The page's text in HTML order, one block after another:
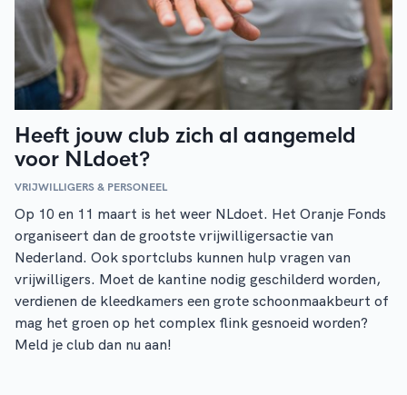
Heeft jouw club zich al aangemeld
voor NLdoet?
VRIJWILLIGERS & PERSONEEL
Op 10 en 11 maart is het weer NLdoet. Het Oranje Fonds
organiseert dan de grootste vrijwilligersactie van
Nederland. Ook sportclubs kunnen hulp vragen van
vrijwilligers. Moet de kantine nodig geschilderd worden,
verdienen de kleedkamers een grote schoonmaakbeurt of
mag het groen op het complex flink gesnoeid worden?
Meld je club dan nu aan!